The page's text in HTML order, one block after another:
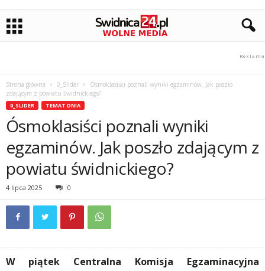
Strona główna 0_Slider
Ósmoklasiści poznali wyniki egzaminów. Jak poszło
zdającym z powiatu świdnickiego?
0_SLIDER TEMAT DNIA
Ósmoklasiści poznali wyniki
egzaminów. Jak poszło zdającym z
powiatu świdnickiego?
4 lipca 2025 0
W piątek Centralna Komisja Egzaminacyjna